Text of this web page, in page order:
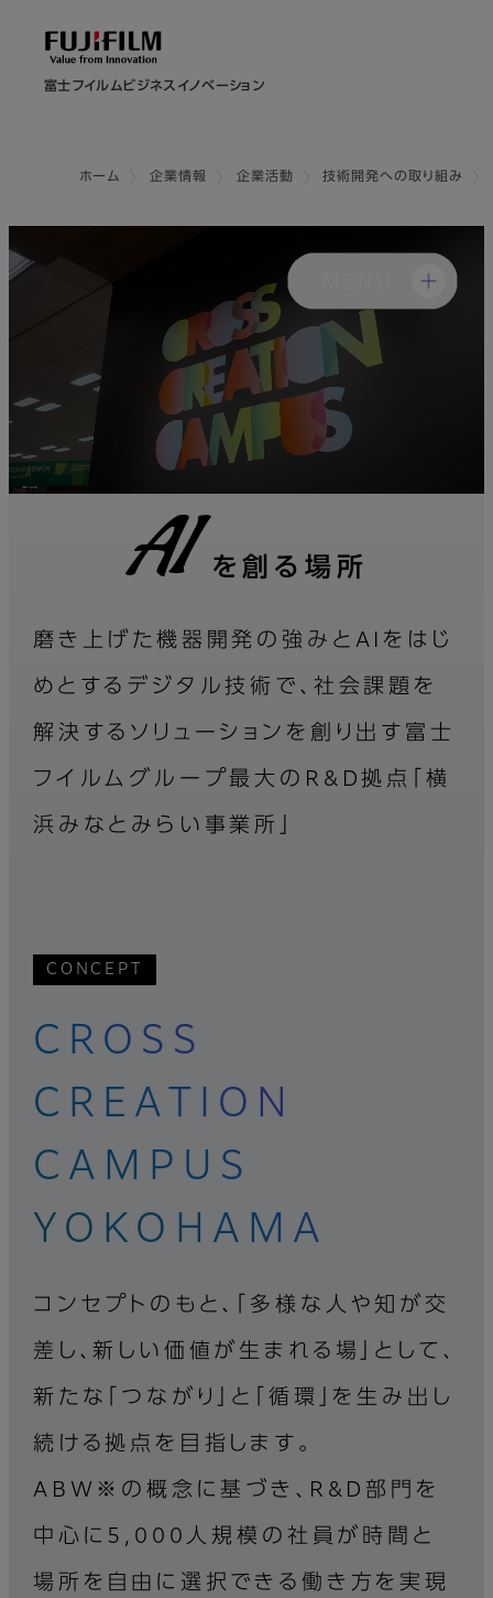
富士フイルムビジネスイノベーション
ホーム 企業情報 企業活動 技術開発への取り組み
を創る場所
磨き上げた機器開発の強みとAIをはじ
めとするデジタル技術で、 社会課題を
解決するソリューションを創り出す 富士
フイルムグループ最大のR&D拠点「横
浜みなとみらい事業所」
CONCEPT
CROSS
CREATION
CAMPUS
YOKOHAMA
コンセプトのもと、「多様な人や知が交
差し、新しい価値が生まれる場」として、
新たな「つながり」と「循環」を生み出し
続ける拠点を目指します。
ABW※の概念に基づき、R&D部門を
中心に5,000人規模の社員が時間と
場所を自由に選択できる働き方を実現